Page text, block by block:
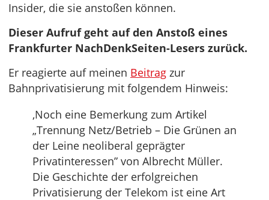
Insider, die sie anstoßen können.
Dieser Aufruf geht auf den Anstoß eines
Frankfurter NachDenkSeiten-Lesers zurück.
Er reagierte auf meinen Beitrag zur
Bahnprivatisierung mit folgendem Hinweis:
‚Noch eine Bemerkung zum Artikel
„Trennung Netz/Betrieb – Die Grünen an
der Leine neoliberal geprägter
Privatinteressen” von Albrecht Müller.
Die Geschichte der erfolgreichen
Privatisierung der Telekom ist eine Art